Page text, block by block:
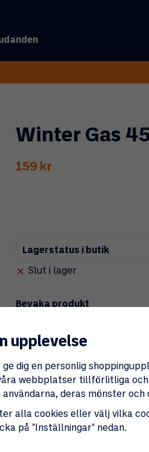
Winter Gas
159 kr
Lagerstatus i butik
Slut i lager
Bevaka produkt
Ange din e-postadress
Produktbeskrivning:
Primus Winter Gas 450g
Mesh, tillverkat av
gör att vätska omvandlas
upplevelse
dig en personlig
webbplatser tillförlitliga
deras mönster och
alla cookies eller välj vilka
på "Inställningar" nedan.